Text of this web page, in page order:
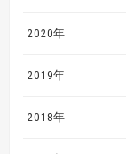
2020年
2019年
2018年